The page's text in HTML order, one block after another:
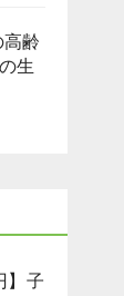
高齢
生
】子